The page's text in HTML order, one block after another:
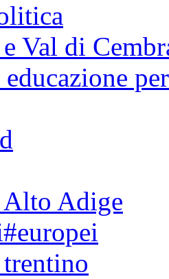
Val di
Adige